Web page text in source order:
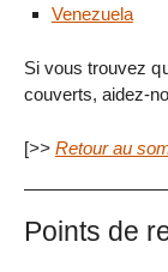
Venezuela
Si vous trouvez
couverts, aidez-
[>> Retour au
Points de